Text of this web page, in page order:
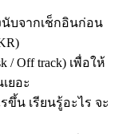
บจากเช็กอินก่อน
/ Off track) เพื่อให้
ยอะ
ขึ้น เรียนรู้อะไร จะ